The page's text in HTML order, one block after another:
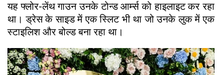
यह फ्लोर-लेंथ गाउन उनके टोन्ड आर्म्स को हाइलाइट कर रहा
था। ड्रेस के साइड में एक स्लिट भी था जो उनके लुक में एक
स्टाइलिश और बोल्ड बना रहा था।